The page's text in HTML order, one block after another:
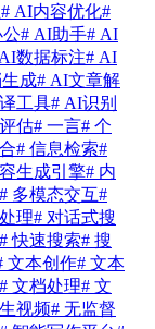
# AI内容优化#
公# AI助手# AI
数据标注# AI
成# AI文章解
工具# AI识别
估# 一言# 个
# 信息检索#
生成引擎# 内
# 多模态交互#
理# 对话式搜
# 快速搜索# 搜
文本创作# 文本
# 文档处理# 文
视频# 无监督